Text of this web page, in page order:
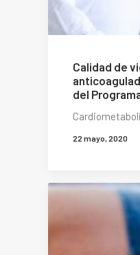
Calidad de
del
22 mayo, 2020